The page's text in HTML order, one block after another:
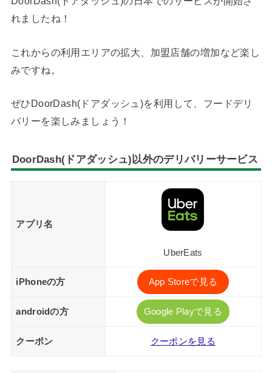
れましたね！
これからの利用エリアの拡大、加盟店舗の増加など楽し
みですね。
ぜひDoorDash(ドアダッシュ)を利用して、フードデリ
バリーを楽しみましょう！
DoorDash(ドアダッシュ)以外のデリバリーサービス
アプリ名
UberEats
iPhoneの方 App Storeで見る
androidの方 Google Playで見る
クーポン クーポンを見る